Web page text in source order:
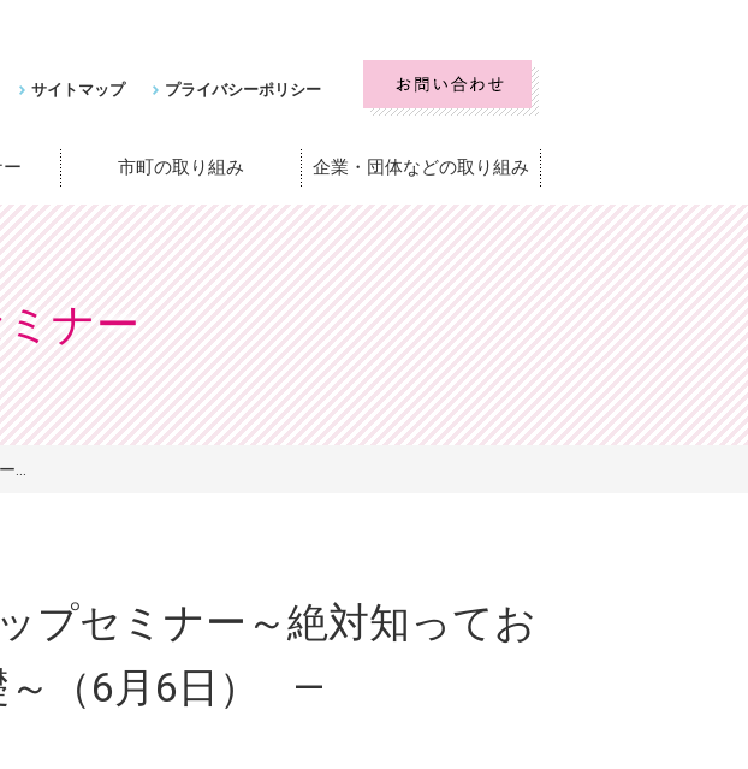
サイトマップ プライバシーポリシー
市町の取り組み 企業・団体などの取り組み
ナー
...
プセミナー～絶対知ってお
（6月6日）